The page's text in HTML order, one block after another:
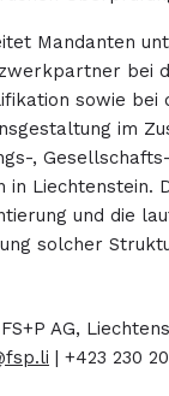
Mandanten
bei
sowie bei
im
,
in Liechtenstein.
und die
solcher
AG,
| +423 230